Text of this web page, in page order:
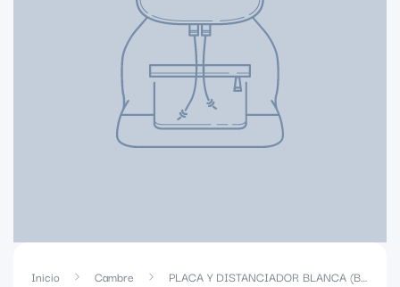
Inicio Cambre PLACA Y DISTANCIADOR BLANCA (BAUHAUS) Incluye RIBETE